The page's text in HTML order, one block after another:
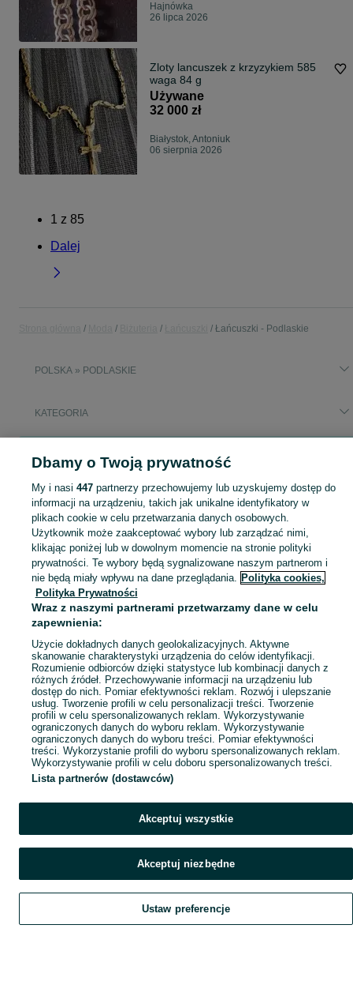
Hajnówka
26 lipca 2026
Zloty lancuszek z krzyzykiem 585
waga 84 g
Używane
32 000 zł
Białystok, Antoniuk
06 sierpnia 2026
1 z 85
Dalej
Łańcuszki - Podlaskie
POLSKA » PODLASKIE
KATEGORIA
grek złoty łańcuszek męski 40 g
Szeroki wybór łańcuszków Podlaskie ▶️ srebrne, złote, różne sploty i długości ✅ Nowe i używane w dobrych cenach ☝ Sprawdź ogłoszenia online na OLX.pl!
Mapa kategorii
Mapa miejscowości
Mapa ministron
Popularne wyszukiwania
Szukaj Obserwujesz Dodaj Czat Konto
Dbamy o Twoją prywatność
My i nasi 447partnerzy przechowujemy lub uzyskujemy dostęp do
informacji na urządzeniu, takich jak unikalne identyfikatory w
plikach cookie w celu przetwarzania danych osobowych.
Użytkownik może zaakceptować wybory lub zarządzać nimi,
klikając poniżej lub w dowolnym momencie na stronie polityki
prywatności. Te wybory będą sygnalizowane naszym partnerom i
nie będą miały wpływu na dane przeglądania. Polityka cookies,
Polityka Prywatności
Wraz z naszymi partnerami przetwarzamy dane w celu
zapewnienia:
Użycie dokładnych danych geolokalizacyjnych. Aktywne
skanowanie charakterystyki urządzenia do celów identyfikacji.
Rozumienie odbiorców dzięki statystyce lub kombinacji danych z
różnych źródeł. Przechowywanie informacji na urządzeniu lub
dostęp do nich. Pomiar efektywności reklam. Rozwój i ulepszanie
usług. Tworzenie profili w celu personalizacji treści. Tworzenie
profili w celu spersonalizowanych reklam. Wykorzystywanie
ograniczonych danych do wyboru reklam. Wykorzystywanie
ograniczonych danych do wyboru treści. Pomiar efektywności
treści. Wykorzystanie profili do wyboru spersonalizowanych reklam.
Wykorzystywanie profili w celu doboru spersonalizowanych treści.
Lista partnerów (dostawców)
Akceptuj wszystkie
Akceptuj niezbędne
Ustaw preferencje